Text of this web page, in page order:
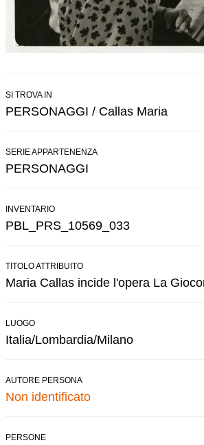
SI TROVA IN
PERSONAGGI / Callas Maria
SERIE APPARTENENZA
PERSONAGGI
INVENTARIO
PBL_PRS_10569_033
TITOLO ATTRIBUITO
Maria Callas incide l'opera La
LUOGO
Italia/Lombardia/Milano
AUTORE PERSONA
Non identificato
PERSONE